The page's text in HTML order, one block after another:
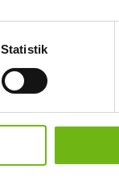
Statistik